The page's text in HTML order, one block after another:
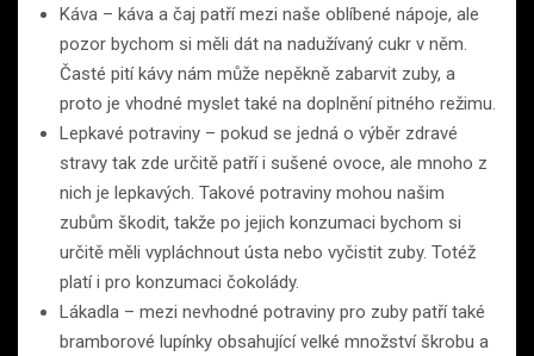
Káva – káva a čaj patří mezi naše oblíbené nápoje, ale
pozor bychom si měli dát na nadužívaný cukr v něm.
Časté pití kávy nám může nepěkně zabarvit zuby, a
proto je vhodné myslet také na doplnění pitného režimu.
Lepkavé potraviny – pokud se jedná o výběr zdravé
stravy tak zde určitě patří i sušené ovoce, ale mnoho z
nich je lepkavých. Takové potraviny mohou našim
zubům škodit, takže po jejich konzumaci bychom si
určitě měli vypláchnout ústa nebo vyčistit zuby. Totéž
platí i pro konzumaci čokolády.
Lákadla – mezi nevhodné potraviny pro zuby patří také
bramborové lupínky obsahující velké množství škrobu a